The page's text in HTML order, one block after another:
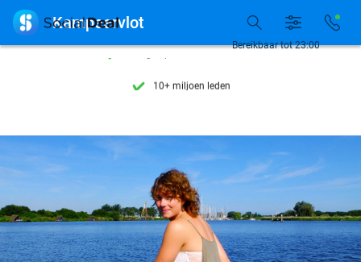
7 dagen per week beschikbaar
7 dagen per week beschikbaar
10+ miljoen leden
Bereikbaar tot 23:00
 Kampeervlot